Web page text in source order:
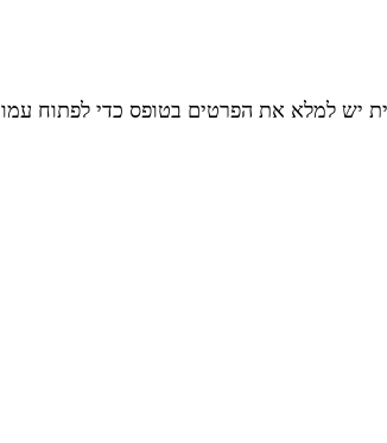
יש למלא את הפרטים בטופס כדי